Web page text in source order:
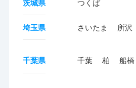
茨城県 つくば
埼玉県 さいたま 所沢
千葉県 千葉 柏 船橋